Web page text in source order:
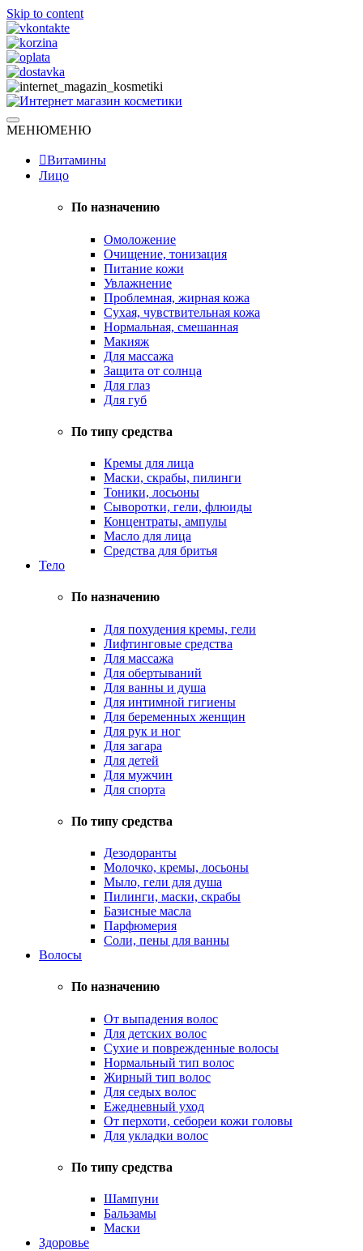
Skip to content
Интернет магазин косметики
Натуральная косметика
МЕНЮМЕНЮ
Витамины
Лицо
По назначению
Омоложение
Очищение, тонизация
Питание кожи
Увлажнение
Проблемная, жирная кожа
Сухая, чувствительная кожа
Нормальная, смешанная
Макияж
Для массажа
Защита от солнца
Для глаз
Для губ
По типу средства
Кремы для лица
Маски, скрабы, пилинги
Тоники, лосьоны
Сыворотки, гели, флюиды
Концентраты, ампулы
Масло для лица
Средства для бритья
Тело
По назначению
Для похудения кремы, гели
Лифтинговые средства
Для массажа
Для обертываний
Для ванны и душа
Для интимной гигиены
Для беременных женщин
Для рук и ног
Для загара
Для детей
Для мужчин
Для спорта
По типу средства
Дезодоранты
Молочко, кремы, лосьоны
Мыло, гели для душа
Пилинги, маски, скрабы
Базисные масла
Парфюмерия
Соли, пены для ванны
Волосы
По назначению
От выпадения волос
Для детских волос
Сухие и поврежденные волосы
Нормальный тип волос
Жирный тип волос
Для седых волос
Ежедневный уход
От перхоти, себореи кожи головы
Для укладки волос
По типу средства
Шампуни
Бальзамы
Маски
Здоровье